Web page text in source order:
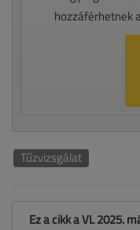
hozzáférhetnek
Tűzvizsgálat
Ez a cikk a VL 2025.